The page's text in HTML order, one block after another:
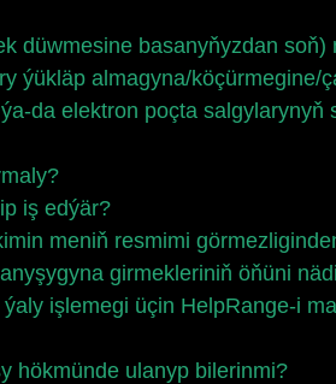
düwmesine basanyňyzdan soň)
ýükläp almagyna/köçürmegine/
da elektron poçta
iş edýär?
meniň resmimi
girmekleriniň öňüni
işlemegi üçin HelpRange-i
hökmünde ulanyp bilerinmi?